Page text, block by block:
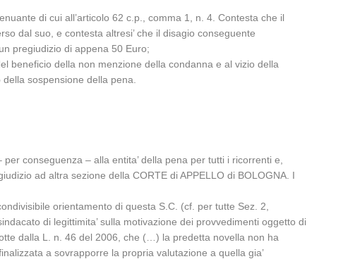
di cui all’articolo 62 c.p., comma 1, n. 4. Contesta che il
dal suo, e contesta altresi’ che il disagio conseguente
pregiudizio di appena 50 Euro;
beneficio della non menzione della condanna e al vizio della
sospensione della pena.
conseguenza – alla entita’ della pena per tutti i ricorrenti e,
ad altra sezione della CORTE di APPELLO di BOLOGNA. I
orientamento di questa S.C. (cf. per tutte Sez. 2,
di legittimita’ sulla motivazione dei provvedimenti oggetto di
dalla L. n. 46 del 2006, che (…) la predetta novella non ha
a sovrapporre la propria valutazione a quella gia’